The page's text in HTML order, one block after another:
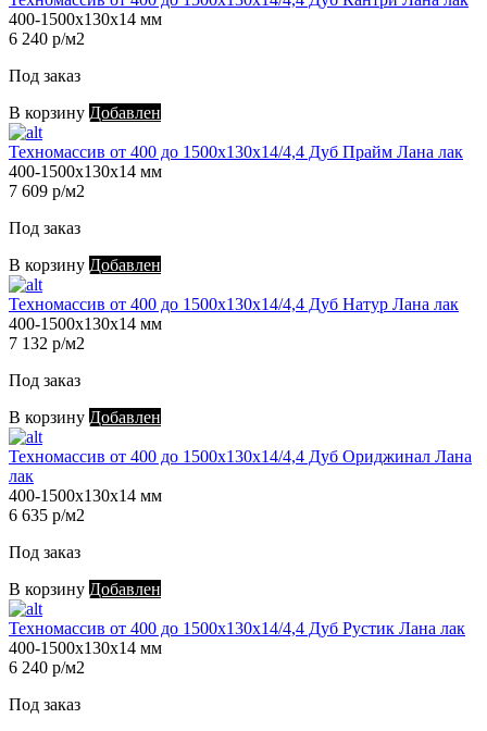
400-1500х130х14 мм
6 240 р/м2
Под заказ
В корзину Добавлен
Техномассив от 400 до 1500х130х14/4,4 Дуб Прайм Лана лак
400-1500х130х14 мм
7 609 р/м2
Под заказ
В корзину Добавлен
Техномассив от 400 до 1500х130х14/4,4 Дуб Натур Лана лак
400-1500х130х14 мм
7 132 р/м2
Под заказ
В корзину Добавлен
Техномассив от 400 до 1500х130х14/4,4 Дуб Ориджинал Лана
лак
400-1500х130х14 мм
6 635 р/м2
Под заказ
В корзину Добавлен
Техномассив от 400 до 1500х130х14/4,4 Дуб Рустик Лана лак
400-1500х130х14 мм
6 240 р/м2
Под заказ